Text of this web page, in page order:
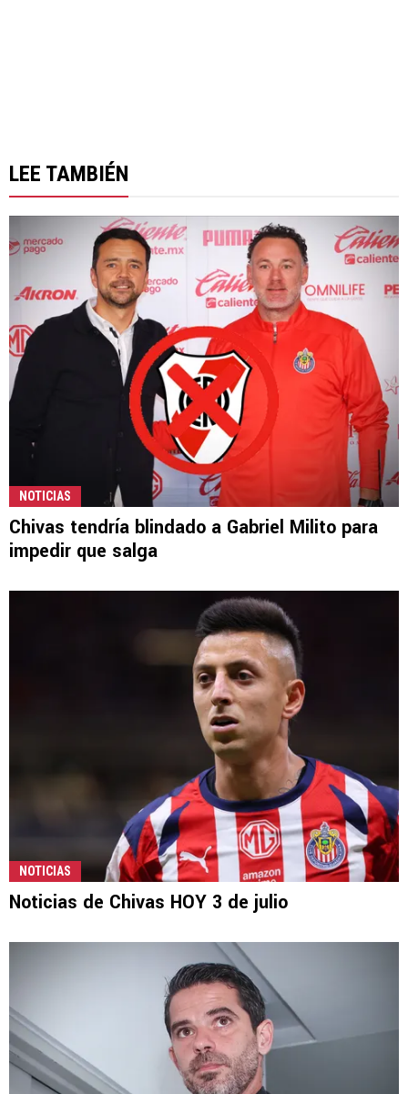
LEE TAMBIÉN
NOTICIAS
Chivas tendría blindado a Gabriel Milito para
impedir que salga
NOTICIAS
Noticias de Chivas HOY 3 de julio